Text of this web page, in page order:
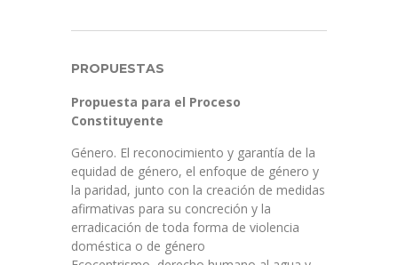
PROPUESTAS
Propuesta para el Proceso
Constituyente
Género. El reconocimiento y garantía de la
equidad de género, el enfoque de género y
la paridad, junto con la creación de medidas
afirmativas para su concreción y la
erradicación de toda forma de violencia
doméstica o de género